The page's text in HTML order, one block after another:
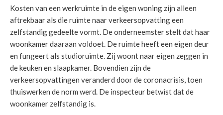
Kosten van een werkruimte in de eigen woning zijn alleen
aftrekbaar als die ruimte naar verkeersopvatting een
zelfstandig gedeelte vormt. De onderneemster stelt dat haar
woonkamer daaraan voldoet. De ruimte heeft een eigen deur
en fungeert als studioruimte. Zij woont naar eigen zeggen in
de keuken en slaapkamer. Bovendien zijn de
verkeersopvattingen veranderd door de coronacrisis, toen
thuiswerken de norm werd. De inspecteur betwist dat de
woonkamer zelfstandig is.